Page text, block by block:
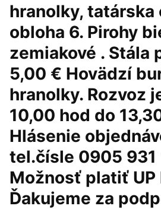
hranolky, tatárska
obloha 6. Pirohy
zemiakové . Stála
5,00 € Hovädzí
hranolky. Rozvoz
10,00 hod do
Hlásenie
tel.čísle 0905 931
Možnosť platiť UP
Ďakujeme za